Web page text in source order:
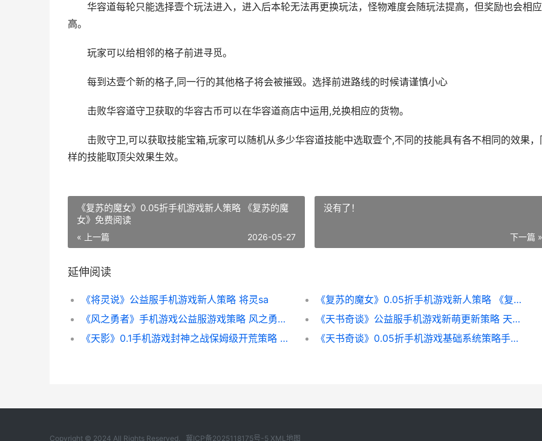
华容道每轮只能选择壹个玩法进入，进入后本轮无法再更换玩法，怪物难度会随玩法提高，但奖励也会相
高。
玩家可以给相邻的格子前进寻觅。
每到达壹个新的格子,同一行的其他格子将会被摧毁。选择前进路线的时候请谨慎小心
击败华容道守卫获取的华容古币可以在华容道商店中运用,兑换相应的货物。
击败守卫,可以获取技能宝箱,玩家可以随机从多少华容道技能中选取壹个,不同的技能具有各不相同的效果，
样的技能取顶尖效果生效。
《复苏的魔女》0.05折手机游戏新人策略 《复苏的魔
女》免费阅读
« 上一篇 2026-05-27
没有了！
下一篇 »
延伸阅读
《将灵说》公益服手机游戏新人策略 将灵sa
《复苏的魔女》0.05折手机游戏新人策略 《复苏的魔女》免费阅读
《风之勇者》手机游戏公益服游戏策略 风之勇者套装怎么获得
《天书奇谈》公益服手机游戏新萌更新策略 天书奇谈天书
《天影》0.1手机游戏封神之战保姆级开荒策略 天影手游
《天书奇谈》0.05折手机游戏基础系统策略手册 天书奇谈天书
Copyright © 2024 All Rights Reserved. 冀ICP备2025118175号-5 XML地图